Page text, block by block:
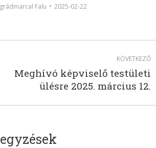
Falu 2025-02-22
KÖVETKEZŐ
Next
Meghívó képviselő testületi
ülésre 2025. március 12.